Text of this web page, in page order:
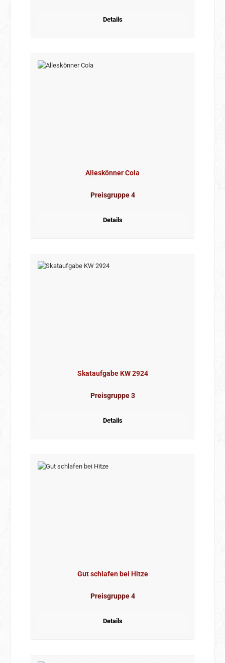
Details
Alleskönner Cola
Preisgruppe 4
Details
Skataufgabe KW 2924
Preisgruppe 3
Details
Gut schlafen bei Hitze
Preisgruppe 4
Details